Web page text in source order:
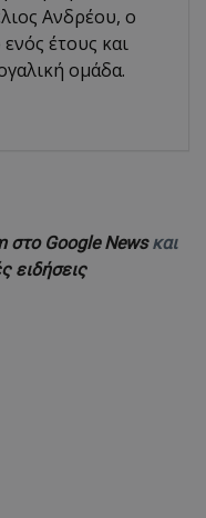
Ανδρέου, ο
έτους και
ομάδα.
στο Google Newsκαι
ειδήσεις